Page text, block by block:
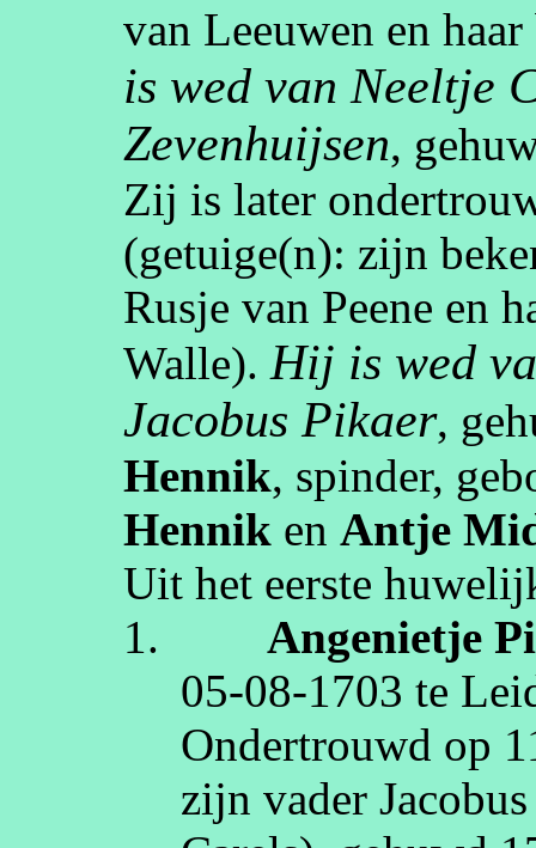
van Leeuwen en
is wed van Neeltje
Zevenhuijsen,
Zij is later
(getuige(n): zijn
Rusje van Peene en
Walle).Hij is wed
JacobusPikaer,
Hennik, spinder,
Hennik enAntje
Uit het eerste
1.
Angenietje
05‑08‑1703 te
Ondertrouwd op
zijn vader